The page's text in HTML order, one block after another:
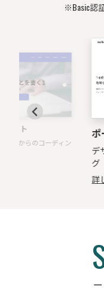
※Basic認
らのコーディン
ポー
デザイ
詳しく